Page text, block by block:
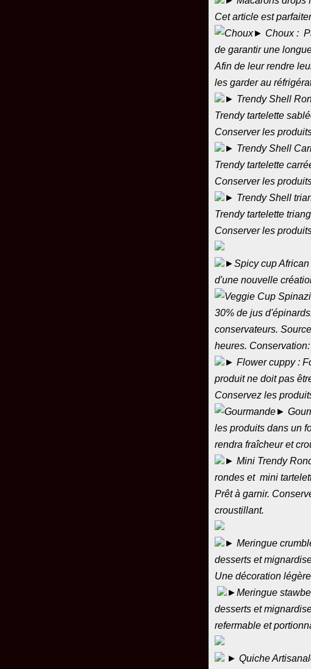
Cet article est
► Choux :
de garantir une
Afin de leur rendre
les garder au
► Trendy Shell
Trendy tartelette
Conserver les
► Trendy Shell
Trendy tartelette
Conserver les
► Trendy Shell
Trendy tartelette
Conserver les
►Spicy cup African
d'une nouvelle
30% de jus
conservateurs.
heures.
► Flower cuppy :
produit ne doit pas
Conservez les
►
les produits dans un
rendra fraîcheur et
► Mini Trendy
rondes et mini
Prêt à garnir.
croustillant.
► Meringue
desserts et
Une décoration
►Meringue
desserts et
refermable et
► Quiche